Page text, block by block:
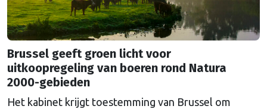
Brussel geeft groen licht voor
uitkoopregeling van boeren rond Natura
2000-gebieden
Het kabinet krijgt toestemming van Brussel om